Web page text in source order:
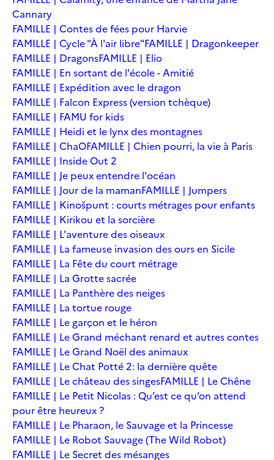
Cannary
FAMILLE | Contes de fées pour Harvie
FAMILLE | Cycle "À l'air libre"FAMILLE | Dragonkeeper
FAMILLE | DragonsFAMILLE | Elio
FAMILLE | En sortant de l'école - Amitié
FAMILLE | Expédition avec le dragon
FAMILLE | Falcon Express (version tchèque)
FAMILLE | FAMU for kids
FAMILLE | Heidi et le lynx des montagnes
FAMILLE | ChaOFAMILLE | Chien pourri, la vie à Paris
FAMILLE | Inside Out 2
FAMILLE | Je peux entendre l'océan
FAMILLE | Jour de la mamanFAMILLE | Jumpers
FAMILLE | Kinošpunt : courts métrages pour enfants
FAMILLE | Kirikou et la sorcière
FAMILLE | L'aventure des oiseaux
FAMILLE | La fameuse invasion des ours en Sicile
FAMILLE | La Fête du court métrage
FAMILLE | La Grotte sacrée
FAMILLE | La Panthère des neiges
FAMILLE | La tortue rouge
FAMILLE | Le garçon et le héron
FAMILLE | Le Grand méchant renard et autres contes
FAMILLE | Le Grand Noël des animaux
FAMILLE | Le Chat Potté 2: la dernière quête
FAMILLE | Le château des singesFAMILLE | Le Chêne
FAMILLE | Le Petit Nicolas : Qu’est ce qu’on attend
pour être heureux ?
FAMILLE | Le Pharaon, le Sauvage et la Princesse
FAMILLE | Le Robot Sauvage (The Wild Robot)
FAMILLE | Le Secret des mésanges